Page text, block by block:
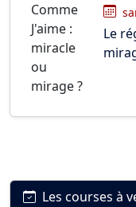
Le
Les courses à